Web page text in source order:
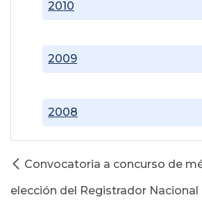
2008
2009
2010
Convocatoria a concurso de
elección del Registrador